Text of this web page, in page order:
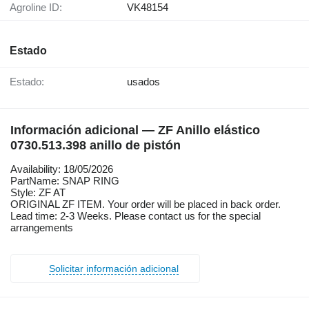
Agroline ID: VK48154
Estado
Estado: usados
Información adicional — ZF Anillo elástico
0730.513.398 anillo de pistón
Availability: 18/05/2026
PartName: SNAP RING
Style: ZF AT
ORIGINAL ZF ITEM. Your order will be placed in back order.
Lead time: 2-3 Weeks. Please contact us for the special
arrangements
Solicitar información adicional